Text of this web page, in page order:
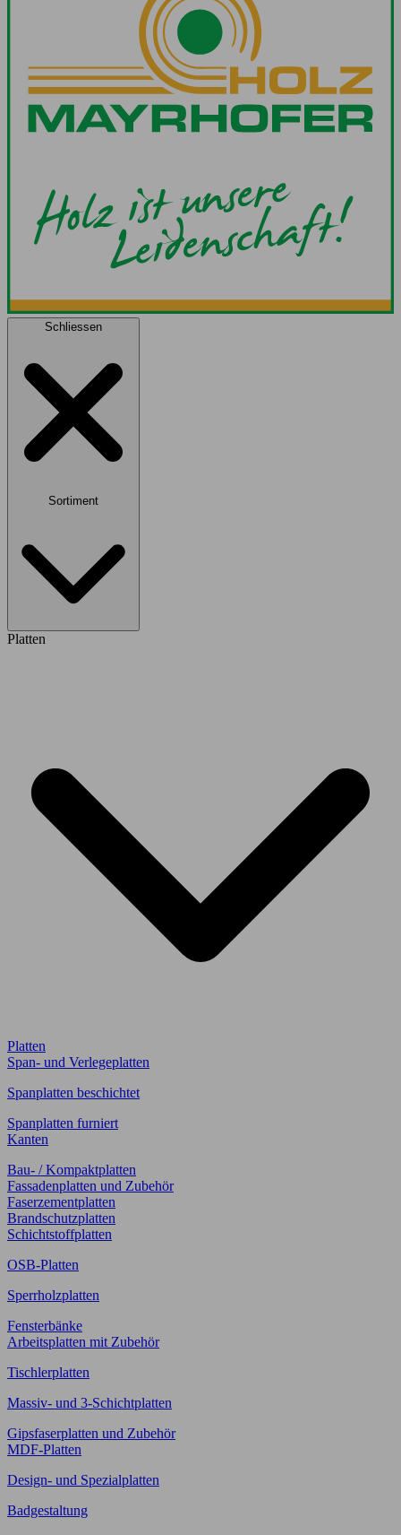
Schliessen
Sortiment
Platten
Platten
Span- und Verlegeplatten
Spanplatten beschichtet
Spanplatten furniert
Kanten
Bau- / Kompaktplatten
Fassadenplatten und Zubehör
Faserzementplatten
Brandschutzplatten
Schichtstoffplatten
OSB-Platten
Sperrholzplatten
Fensterbänke
Arbeitsplatten mit Zubehör
Tischlerplatten
Massiv- und 3-Schichtplatten
Gipsfaserplatten und Zubehör
MDF-Platten
Design- und Spezialplatten
Badgestaltung